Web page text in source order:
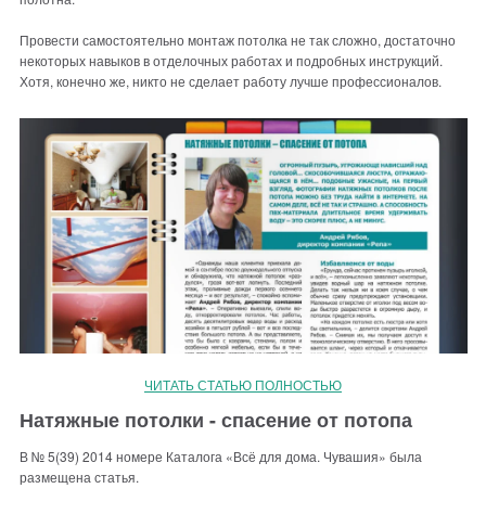
Провести самостоятельно монтаж потолка не так сложно, достаточно
некоторых навыков в отделочных работах и подробных инструкций.
Хотя, конечно же, никто не сделает работу лучше профессионалов.
ЧИТАТЬ СТАТЬЮ ПОЛНОСТЬЮ
Натяжные потолки - спасение от потопа
В № 5(39) 2014 номере Каталога «Всё для дома. Чувашия» была
размещена статья.